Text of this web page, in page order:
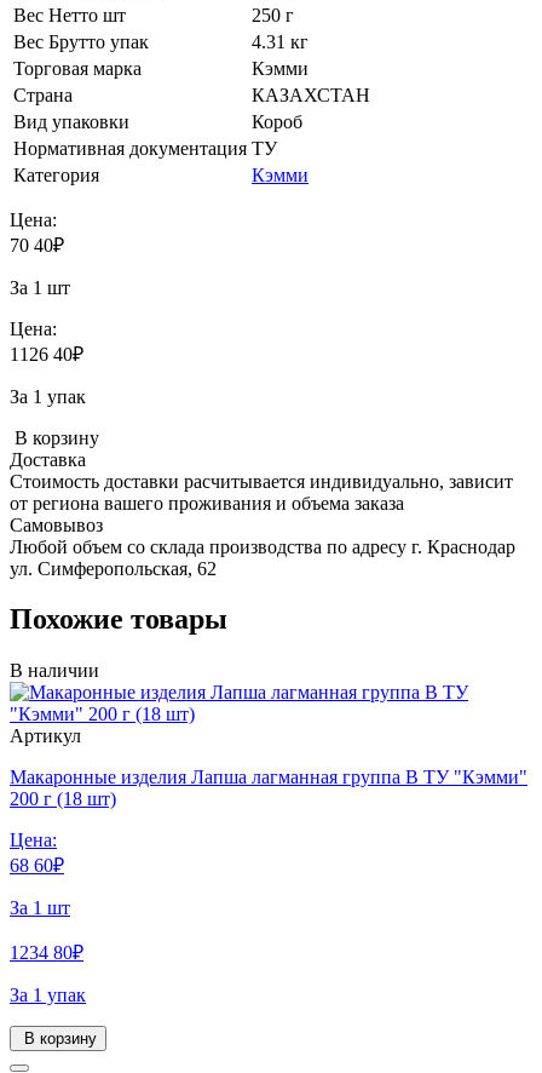
Вес Нетто шт
250 г
Вес Брутто упак
4.31 кг
Торговая марка
Кэмми
Страна
КАЗАХСТАН
Вид упаковки
Короб
Нормативная документация ТУ
Категория
Кэмми
Цена:
70 40₽
За 1 шт
Цена:
1126 40₽
За 1 упак
В корзину
Доставка
Стоимость доставки расчитывается индивидуально, зависит
от региона вашего проживания и объема заказа
Самовывоз
Любой объем со склада производства по адресу г. Краснодар
ул. Симферопольская, 62
Похожие товары
В наличии
Артикул
Макаронные изделия Лапша лагманная группа В ТУ "Кэмми"
200 г (18 шт)
Цена:
68 60₽
За 1 шт
1234 80₽
За 1 упак
В корзину